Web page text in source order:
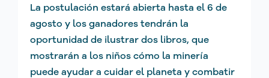
La postulación estará abierta hasta el 6 de
agosto y los ganadores tendrán la
oportunidad de ilustrar dos libros, que
mostrarán a los niños cómo la minería
puede ayudar a cuidar el planeta y combatir